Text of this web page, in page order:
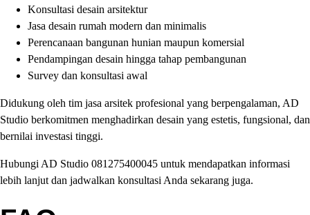
Konsultasi desain arsitektur
Jasa desain rumah modern dan minimalis
Perencanaan bangunan hunian maupun komersial
Pendampingan desain hingga tahap pembangunan
Survey dan konsultasi awal
Didukung oleh tim jasa arsitek profesional yang berpengalaman, AD
Studio berkomitmen menghadirkan desain yang estetis, fungsional, dan
bernilai investasi tinggi.
Hubungi AD Studio 081275400045 untuk mendapatkan informasi
lebih lanjut dan jadwalkan konsultasi Anda sekarang juga.